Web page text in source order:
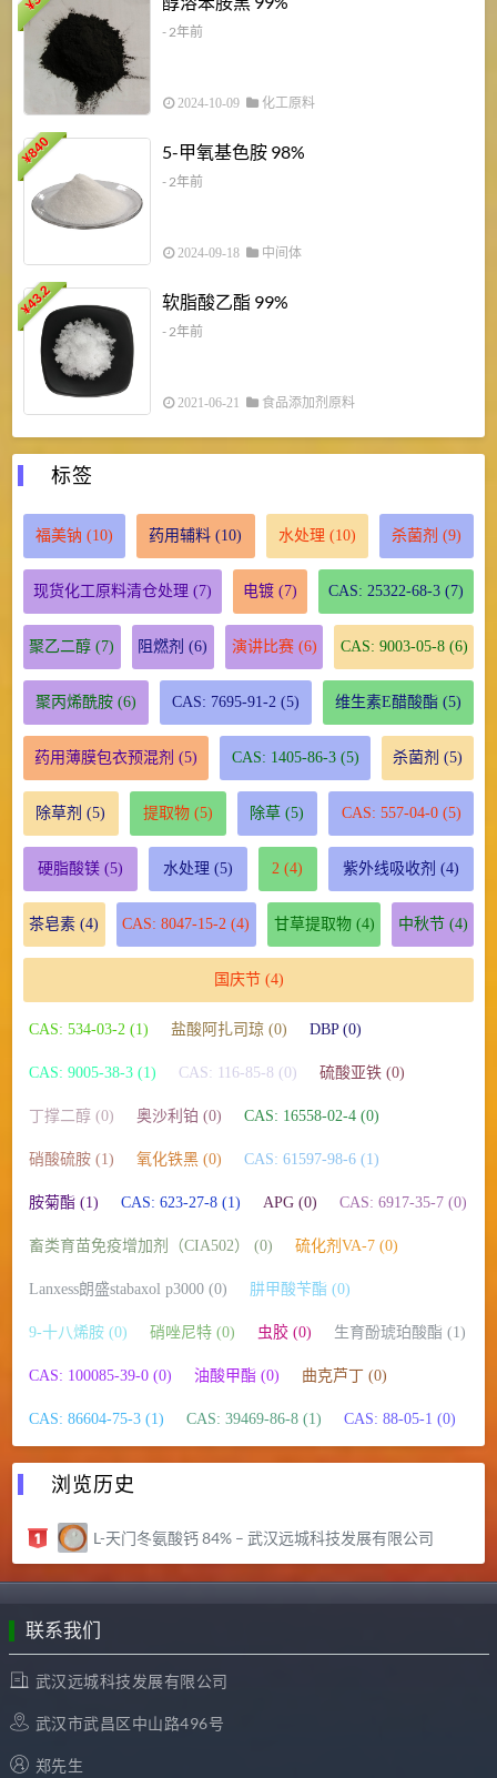
¥
- 2年前
2024-10-09 化工原料
¥
840 5-甲氧基色胺 98%
- 2年前
2024-09-18 中间体
¥
43.2 软脂酸乙酯 99%
- 2年前
2021-06-21 食品添加剂原料
标签
福美钠 (10) 药用辅料 (10) 水处理 (10) 杀菌剂 (9)
现货化工原料清仓处理 (7) 电镀 (7) CAS: 25322-68-3 (7)
聚乙二醇 (7) 阻燃剂 (6) 演讲比赛(6) CAS: 9003-05-8(6)
聚丙烯酰胺(6) CAS: 7695-91-2 (5) 维生素E醋酸酯 (5)
药用薄膜包衣预混剂 (5) CAS: 1405-86-3(5) 杀菌剂 (5)
除草剂 (5) 提取物(5) 除草 (5) CAS: 557-04-0(5)
硬脂酸镁(5) 水处理 (5) 2 (4) 紫外线吸收剂 (4)
茶皂素 (4) CAS: 8047-15-2 (4) 甘草提取物(4) 中秋节(4)
国庆节(4)
CAS: 534-03-2 (1) 盐酸阿扎司琼 (0) DBP (0)
CAS: 9005-38-3 (1) CAS: 116-85-8 (0) 硫酸亚铁 (0)
丁撑二醇 (0) 奥沙利铂 (0) CAS: 16558-02-4 (0)
硝酸硫胺 (1) 氧化铁黑 (0) CAS: 61597-98-6 (1)
胺菊酯 (1) CAS: 623-27-8 (1) APG (0) CAS: 6917-35-7 (0)
畜类育苗免疫增加剂（CIA502） (0) 硫化剂VA-7 (0)
Lanxess朗盛stabaxol p3000 (0) 肼甲酸苄酯 (0)
9-十八烯胺 (0) 硝唑尼特 (0) 虫胶 (0) 生育酚琥珀酸酯 (1)
CAS: 100085-39-0 (0) 油酸甲酯 (0) 曲克芦丁 (0)
CAS: 86604-75-3 (1) CAS: 39469-86-8 (1) CAS: 88-05-1 (0)
浏览历史
L-天门冬氨酸钙 84% – 武汉远城科技发展有限公司
联系我们
武汉远城科技发展有限公司
武汉市武昌区中山路496号
郑先生